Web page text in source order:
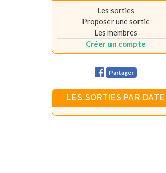
Les sorties
Proposer une sortie
Les membres
Créer un compte
Partager
LES SORTIES PAR DATE